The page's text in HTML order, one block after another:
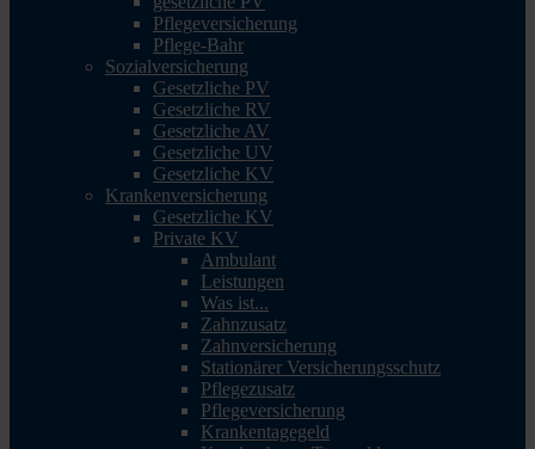
Pflegeversicherung
Pflege-Bahr
Sozialversicherung
Gesetzliche PV
Gesetzliche RV
Gesetzliche AV
Gesetzliche UV
Gesetzliche KV
Krankenversicherung
Gesetzliche KV
Private KV
Ambulant
Leistungen
Was ist...
Zahnzusatz
Zahnversicherung
Stationärer Versicherungsschutz
Pflegezusatz
Pflegeversicherung
Krankentagegeld